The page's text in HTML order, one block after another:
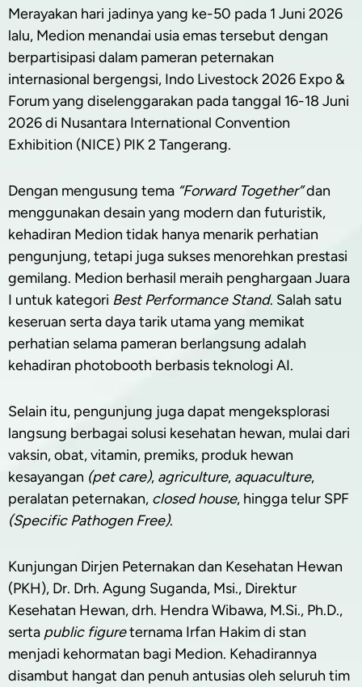
Merayakan hari jadinya yang ke-50 pada 1 Juni 2026
lalu, Medion menandai usia emas tersebut dengan
berpartisipasi dalam pameran peternakan
internasional bergengsi, Indo Livestock 2026 Expo &
Forum yang diselenggarakan pada tanggal 16-18 Juni
2026 di Nusantara International Convention
Exhibition (NICE) PIK 2 Tangerang.
Dengan mengusung tema “Forward Together”dan
menggunakan desain yang modern dan futuristik,
kehadiran Medion tidak hanya menarik perhatian
pengunjung, tetapi juga sukses menorehkan prestasi
gemilang. Medion berhasil meraih penghargaan Juara
I untuk kategori Best Performance Stand. Salah satu
keseruan serta daya tarik utama yang memikat
perhatian selama pameran berlangsung adalah
kehadiran photobooth berbasis teknologi AI.
Selain itu, pengunjung juga dapat mengeksplorasi
langsung berbagai solusi kesehatan hewan, mulai dari
vaksin, obat, vitamin, premiks, produk hewan
kesayangan (pet care), agriculture, aquaculture,
peralatan peternakan, closed house, hingga telur SPF
(Specific Pathogen Free).
Kunjungan Dirjen Peternakan dan Kesehatan Hewan
(PKH), Dr. Drh. Agung Suganda, Msi., Direktur
Kesehatan Hewan, drh. Hendra Wibawa, M.Si., Ph.D.,
serta public figureternama Irfan Hakim di stan
menjadi kehormatan bagi Medion. Kehadirannya
disambut hangat dan penuh antusias oleh seluruh tim